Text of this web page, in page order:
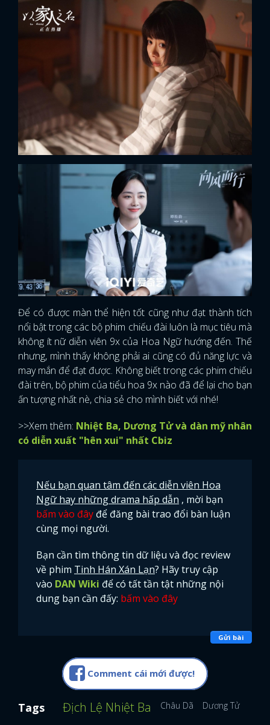
Để có được màn thể hiện tốt cũng như đạt thành tích
nổi bật trong các bộ phim chiếu đài luôn là mục tiêu mà
không ít nữ diễn viên 9x của Hoa Ngữ hướng đến. Thế
nhưng, mình thấy không phải ai cũng có đủ năng lực và
may mắn để đạt được. Không biết trong các phim chiếu
đài trên, bộ phim của tiểu hoa 9x nào đã để lại cho bạn
ấn tượng nhất nè, chia sẻ cho mình biết với nhé!
>>Xem thêm: Nhiệt Ba, Dương Tử và dàn mỹ nhân
có diễn xuất "hên xui" nhất Cbiz
Nếu bạn quan tâm đến các diễn viên Hoa
Ngữ hay những drama hấp dẫn , mời bạn
bấm vào đây để đăng bài trao đổi bàn luận
cùng mọi người.
Bạn cần tìm thông tin dữ liệu và đọc review
về phim Tinh Hán Xán Lạn? Hãy truy cập
vào DAN Wiki để có tất tần tật những nội
dung bạn cần đấy: bấm vào đây
Gửi bài
Comment cái mới được!
Tags Địch Lệ Nhiệt Ba Châu Dã Dương Tử